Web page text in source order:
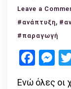
Leave a
#ανάπτυξη,
#παραγωγή
Ενώ όλες οι